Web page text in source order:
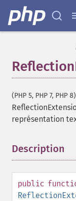
(PHP 5, PHP 7, PHP 8)
représentation
Description
public